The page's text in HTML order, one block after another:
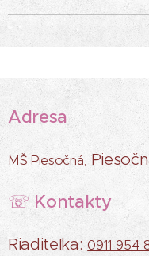
MŠ Piesočná,
☏
Riaditeľka: 0911 954